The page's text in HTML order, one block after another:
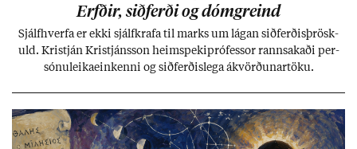
Erfð­ir, sið­ferði og dómgreind
Sjálf­hverfa er ekki sjálf­krafa til marks um lág­an sið­ferð­is­þrösk­
uld. Kristján Kristjáns­son heim­speki­pró­fess­or rann­sak­aði per­
sónu­leika­ein­kenni og sið­ferð­is­lega ákvörð­un­ar­töku.